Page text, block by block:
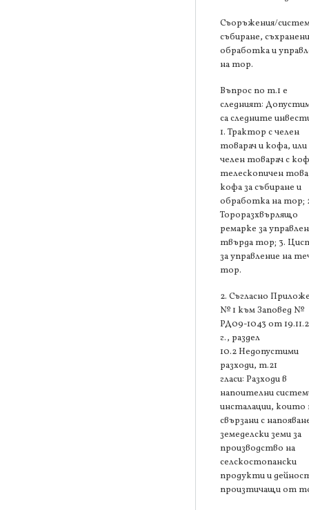
Съоръжения/
събиране,
обработка и
на тор.
Въпрос по т.1 е
следният:
са следните
1. Трактор с челен
товарач и кофа,
челен товарач с
телескопичен
кофа за събиране и
обработка на тор;
Тороразхвърлящо
ремарке за
твърда тор; 3.
за управление на
тор.
2. Съгласно
№ 1 към Заповед №
РД09-1043 от
г., раздел
10.2 Недопустими
разходи, т.21
гласи: Разходи в
напоителни
инсталации, които
свързани с
земеделски земи за
производство на
селскостопански
продукти и
произтичащи от